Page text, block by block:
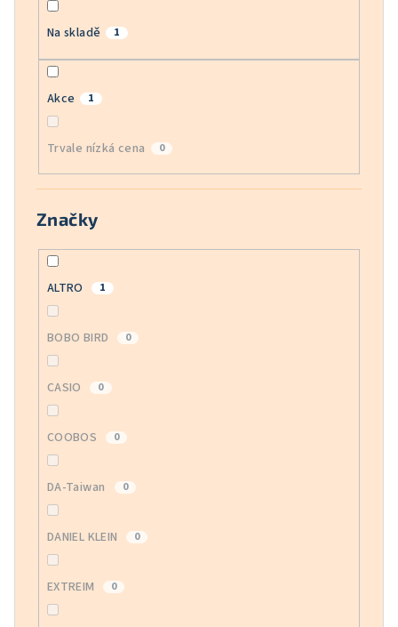
Na skladě 1
Akce 1
Trvale nízká cena 0
Značky
ALTRO 1
BOBO BIRD 0
CASIO 0
COOBOS 0
DA-Taiwan 0
DANIEL KLEIN 0
EXTREIM 0